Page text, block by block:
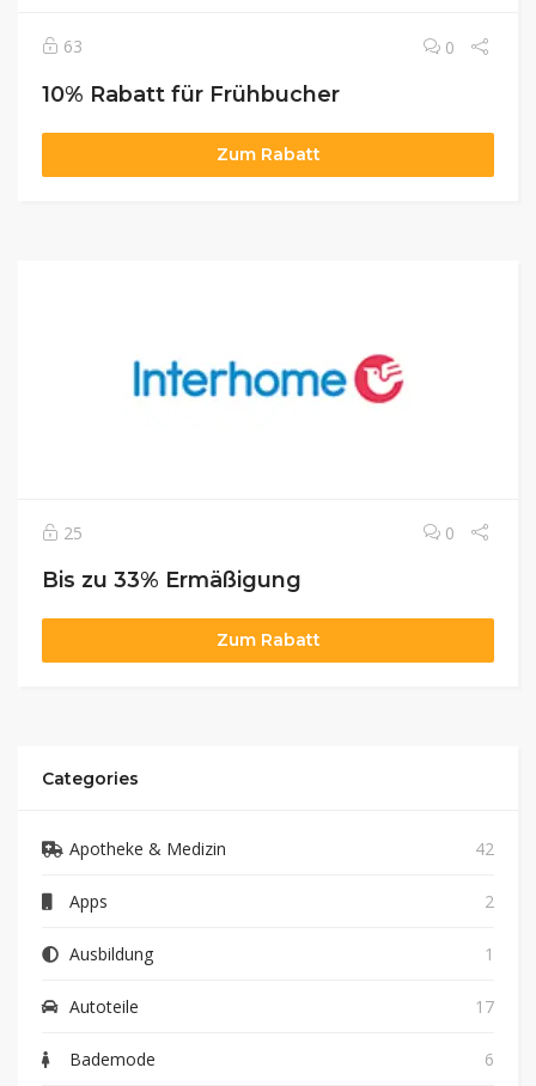
63 0
10% Rabatt für Frühbucher
Zum Rabatt
25 0
Bis zu 33% Ermäßigung
Zum Rabatt
Categories
Apotheke & Medizin 42
Apps 2
Ausbildung 1
Autoteile 17
Bademode 6